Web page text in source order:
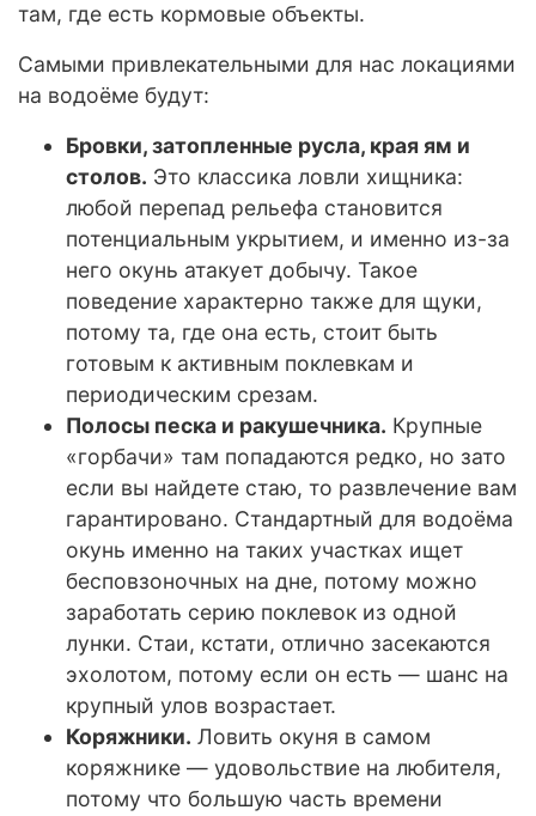
там, где есть кормовые объекты.
Самыми привлекательными для нас локациями
на водоёме будут:
Бровки, затопленные русла, края ям и
столов. Это классика ловли хищника:
любой перепад рельефа становится
потенциальным укрытием, и именно из-за
него окунь атакует добычу. Такое
поведение характерно также для щуки,
потому та, где она есть, стоит быть
готовым к активным поклевкам и
периодическим срезам.
Полосы песка и ракушечника. Крупные
«горбачи» там попадаются редко, но зато
если вы найдете стаю, то развлечение вам
гарантировано. Стандартный для водоёма
окунь именно на таких участках ищет
бесповзоночных на дне, потому можно
заработать серию поклевок из одной
лунки. Стаи, кстати, отлично засекаются
эхолотом, потому если он есть — шанс на
крупный улов возрастает.
Коряжники. Ловить окуня в самом
коряжнике — удовольствие на любителя,
потому что большую часть времени